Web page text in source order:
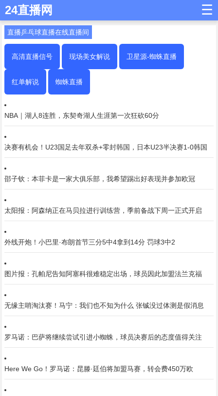
24直播网 ☰
直播乒乓球直播在线直播间
高清直播信号 现场美女解说 卫星源-蜘蛛直播
红单解说 蜘蛛直播
NBA｜湖人8连胜，东契奇湖人生涯第一次狂砍60分
决赛有机会！U23国足去年双杀+零封韩国，日本U23半决赛1-0韩国
邵子钦：本菲卡是一家大俱乐部，我希望踢出好表现并参加欧冠
太阳报：阿森纳正在马贝拉进行训练营，季前备战下周一正式开启
外线开炮！小巴里·布朗首节三分5中4拿到14分 罚球3中2
图片报：孔帕尼告知阿塞科很难稳定出场，球员因此加盟法兰克福
无缘主哨淘汰赛！马宁：我们也不知为什么 张铖没过体测是假消息
罗马诺：巴萨将继续尝试引进小蜘蛛，球员决赛后的态度值得关注
Here We Go！罗马诺：昆滕·廷伯将加盟马赛，转会费450万欧